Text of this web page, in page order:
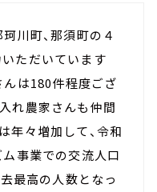
川町、那須町の４
ただいています
んは180件程度ござ
れ農家さんも仲間
年々増加して、令和
事業での交流人口
最高の人数となっ